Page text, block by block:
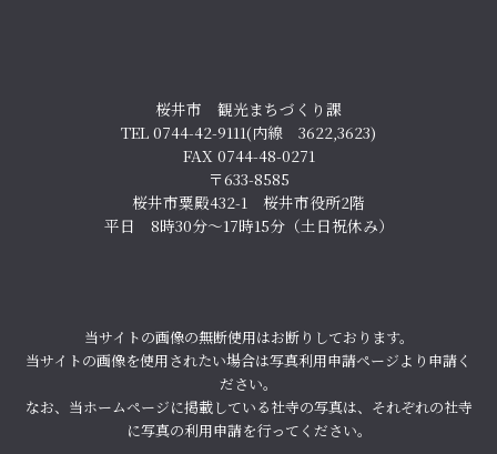
桜井市 観光まちづくり課
TEL 0744-42-9111(内線 3622,3623)
FAX 0744-48-0271
〒633-8585
桜井市粟殿432-1 桜井市役所2階
平日 8時30分～17時15分（土日祝休み）
当サイトの画像の無断使用はお断りしております。
当サイトの画像を使用されたい場合は写真利用申請ページより申請く
ださい。
なお、当ホームページに掲載している社寺の写真は、それぞれの社寺
に写真の利用申請を行ってください。